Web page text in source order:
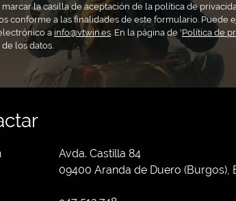
la casilla de aceptación de la política de
conforme a las finalidades de este formulario. Puede
a info@vtwin.es. En la página de 'Política de
los datos.
Avda. Castilla 84
09400 Aranda de Duero (Burgos),